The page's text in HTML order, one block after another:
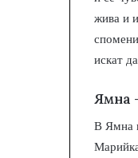
жива и
искат
Ямна
В Ямна